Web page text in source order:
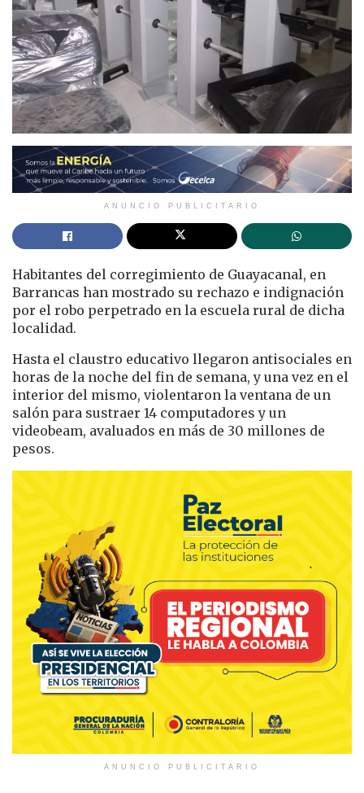
ANUNCIO PUBLICITARIO
Habitantes del corregimiento de Guayacanal, en
Barrancas han mostrado su rechazo e indignación
por el robo perpetrado en la escuela rural de dicha
localidad.
Hasta el claustro educativo llegaron antisociales en
horas de la noche del fin de semana, y una vez en el
interior del mismo, violentaron la ventana de un
salón para sustraer 14 computadores y un
videobeam, avaluados en más de 30 millones de
pesos.
ANUNCIO PUBLICITARIO